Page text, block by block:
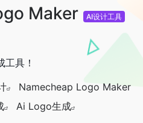
Maker AI设计工具
具！
Namecheap Logo Maker
Ai Logo生成